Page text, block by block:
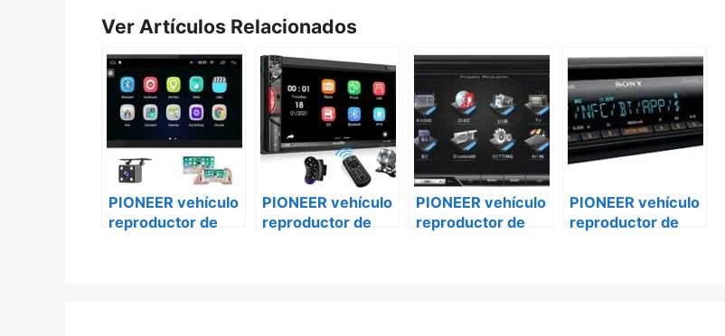
Ver Artículos Relacionados
PIONEER vehículo
reproductor de
PIONEER vehículo
reproductor de
PIONEER vehículo
reproductor de
PIONEER vehículo
reproductor de